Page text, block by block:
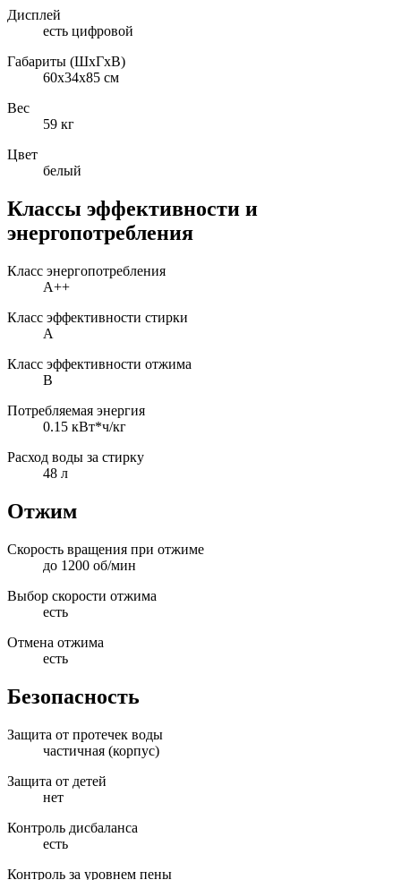
Дисплей
есть цифровой
Габариты (ШxГxВ)
60x34x85 см
Вес
59 кг
Цвет
белый
Классы эффективности и
энергопотребления
Класс энергопотребления
A++
Класс эффективности стирки
A
Класс эффективности отжима
B
Потребляемая энергия
0.15 кВт*ч/кг
Расход воды за стирку
48 л
Отжим
Скорость вращения при отжиме
до 1200 об/мин
Выбор скорости отжима
есть
Отмена отжима
есть
Безопасность
Защита от протечек воды
частичная (корпус)
Защита от детей
нет
Контроль дисбаланса
есть
Контроль за уровнем пены